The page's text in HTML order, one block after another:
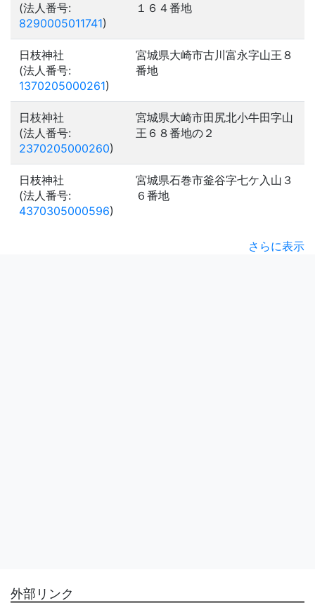
(法人番号:
8290005011741)
１６４番地
日枝神社
(法人番号:
1370205000261)
宮城県大崎市古川富永字山王８
番地
日枝神社
(法人番号:
2370205000260)
宮城県大崎市田尻北小牛田字山
王６８番地の２
日枝神社
(法人番号:
4370305000596)
宮城県石巻市釜谷字七ケ入山３
６番地
さらに表示
外部リンク